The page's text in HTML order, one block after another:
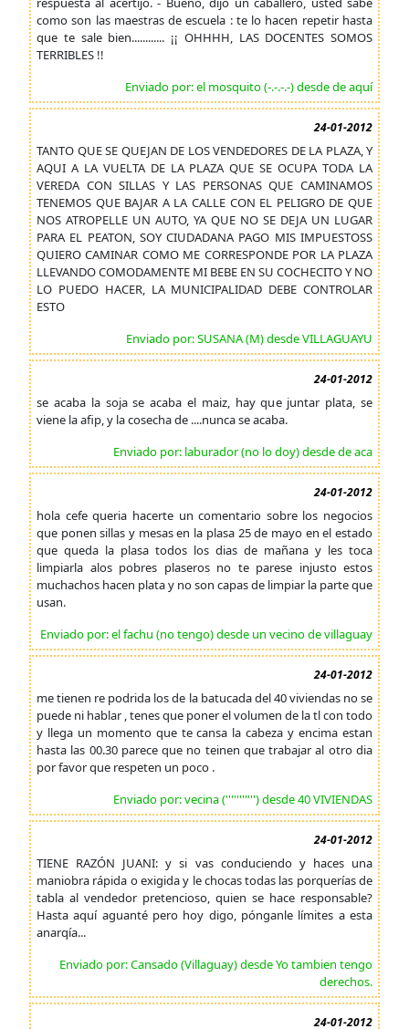
como son las maestras de escuela : te lo hacen repetir hasta
que te sale bien............ ¡¡ OHHHH, LAS DOCENTES SOMOS
TERRIBLES !!
Enviado por: el mosquito (-.-.-.-) desde de aquí
24-01-2012
TANTO QUE SE QUEJAN DE LOS VENDEDORES DE LA PLAZA, Y
AQUI A LA VUELTA DE LA PLAZA QUE SE OCUPA TODA LA
VEREDA CON SILLAS Y LAS PERSONAS QUE CAMINAMOS
TENEMOS QUE BAJAR A LA CALLE CON EL PELIGRO DE QUE
NOS ATROPELLE UN AUTO, YA QUE NO SE DEJA UN LUGAR
PARA EL PEATON, SOY CIUDADANA PAGO MIS IMPUESTOSS
QUIERO CAMINAR COMO ME CORRESPONDE POR LA PLAZA
LLEVANDO COMODAMENTE MI BEBE EN SU COCHECITO Y NO
LO PUEDO HACER, LA MUNICIPALIDAD DEBE CONTROLAR
ESTO
Enviado por: SUSANA (M) desde VILLAGUAYU
24-01-2012
se acaba la soja se acaba el maiz, hay que juntar plata, se
viene la afip, y la cosecha de ....nunca se acaba.
Enviado por: laburador (no lo doy) desde de aca
24-01-2012
hola cefe queria hacerte un comentario sobre los negocios
que ponen sillas y mesas en la plasa 25 de mayo en el estado
que queda la plasa todos los dias de mañana y les toca
limpiarla alos pobres plaseros no te parese injusto estos
muchachos hacen plata y no son capas de limpiar la parte que
usan.
Enviado por: el fachu (no tengo) desde un vecino de villaguay
24-01-2012
me tienen re podrida los de la batucada del 40 viviendas no se
puede ni hablar , tenes que poner el volumen de la tl con todo
y llega un momento que te cansa la cabeza y encima estan
hasta las 00.30 parece que no teinen que trabajar al otro dia
por favor que respeten un poco .
Enviado por: vecina (''''''''''') desde 40 VIVIENDAS
24-01-2012
TIENE RAZÓN JUANI: y si vas conduciendo y haces una
maniobra rápida o exigida y le chocas todas las porquerías de
tabla al vendedor pretencioso, quien se hace responsable?
Hasta aquí aguanté pero hoy digo, pónganle límites a esta
anarqía...
Enviado por: Cansado (Villaguay) desde Yo tambien tengo
derechos.
24-01-2012